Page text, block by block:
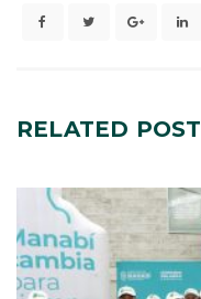
RELATED POST